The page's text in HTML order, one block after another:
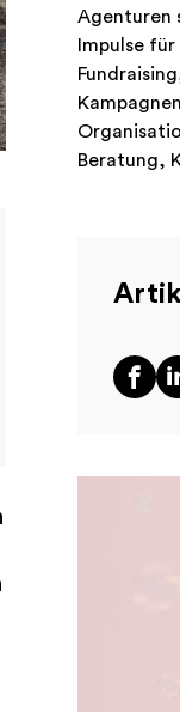
Agenturen
Impulse
Beratung,